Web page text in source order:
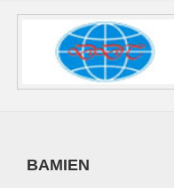
BAMIEN